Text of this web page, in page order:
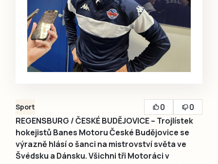
Sport 0
0
REGENSBURG / ČESKÉ BUDĚJOVICE – Trojlístek
hokejistů Banes Motoru České Budějovice se
výrazně hlásí o šanci na mistrovství světa ve
Švédsku a Dánsku. Všichni tři Motoráci v